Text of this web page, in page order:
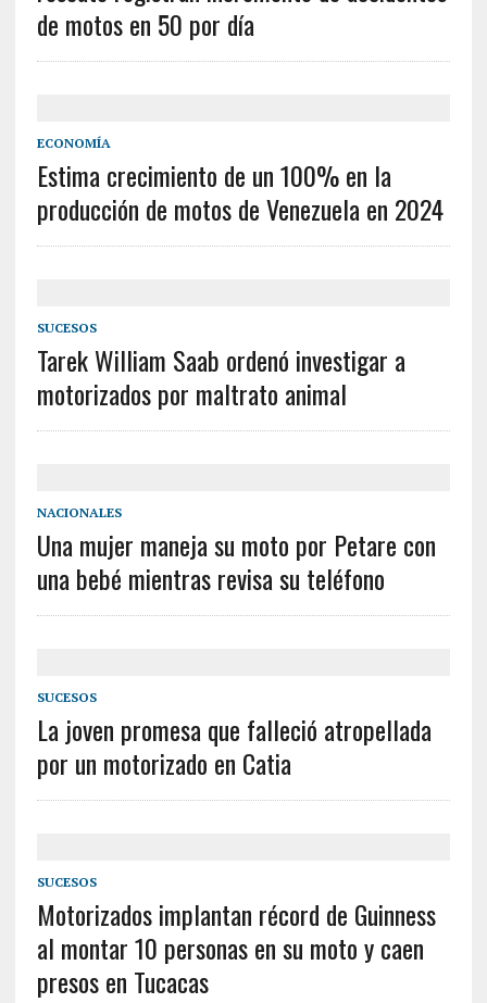
de motos en 50 por día
ECONOMÍA
Estima crecimiento de un 100% en la
producción de motos de Venezuela en 2024
SUCESOS
Tarek William Saab ordenó investigar a
motorizados por maltrato animal
NACIONALES
Una mujer maneja su moto por Petare con
una bebé mientras revisa su teléfono
SUCESOS
La joven promesa que falleció atropellada
por un motorizado en Catia
SUCESOS
Motorizados implantan récord de Guinness
al montar 10 personas en su moto y caen
presos en Tucacas